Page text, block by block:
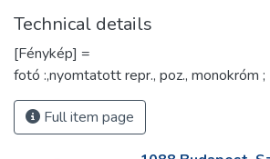
Technical details
[Fénykép] =
fotó :,nyomtatott repr., poz., monokróm ;
Full item page